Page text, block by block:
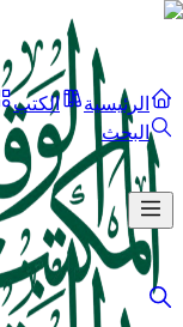
الرئيسية الكتب
البحث